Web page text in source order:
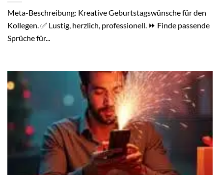
Meta-Beschreibung: Kreative Geburtstagswünsche für den
Kollegen. ✅ Lustig, herzlich, professionell. ⏩ Finde passende
Sprüche für...